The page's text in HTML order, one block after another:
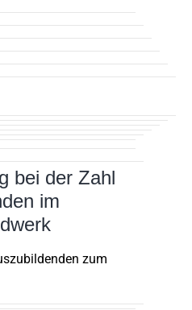
bei der Zahl
im
zum